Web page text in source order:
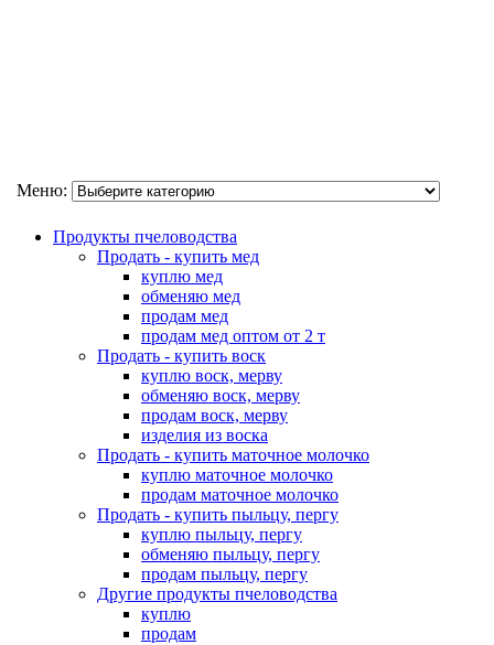
Меню:
Продукты пчеловодства
Продать - купить мед
куплю мед
обменяю мед
продам мед
продам мед оптом от 2 т
Продать - купить воск
куплю воск, мерву
обменяю воск, мерву
продам воск, мерву
изделия из воска
Продать - купить маточное молочко
куплю маточное молочко
продам маточное молочко
Продать - купить пыльцу, пергу
куплю пыльцу, пергу
обменяю пыльцу, пергу
продам пыльцу, пергу
Другие продукты пчеловодства
куплю
продам